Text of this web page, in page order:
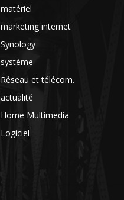
matériel
marketing internet
Synology
système
Réseau et télécom.
actualité
Home Multimedia
Logiciel